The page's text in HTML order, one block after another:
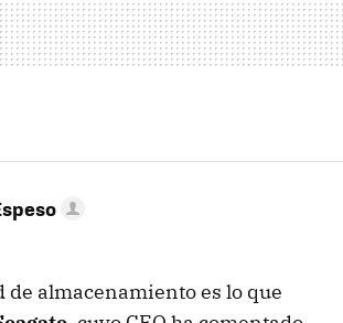
de almacenamiento es lo que